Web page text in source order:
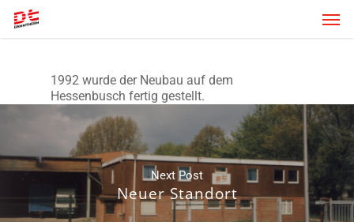
1992 wurde der Neubau auf dem
Hessenbusch fertig gestellt.
Next Post
Neuer Standort